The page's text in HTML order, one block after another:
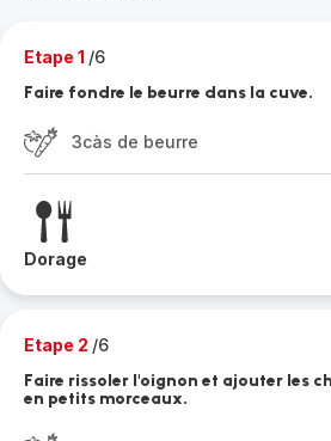
Etape 1 /6
Faire fondre le beurre dans la cuve.
3càs de beurre
Dorage
Etape 2 /6
Faire rissoler l'oignon et ajouter les
en petits morceaux.